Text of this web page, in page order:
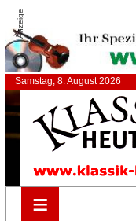
Anzeige
Samstag, 8. August 2026
≡
≡